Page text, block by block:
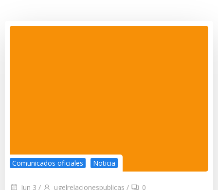
Comunicados oficiales Noticia
Jun 3 / ugelrelacionespublicas / 0